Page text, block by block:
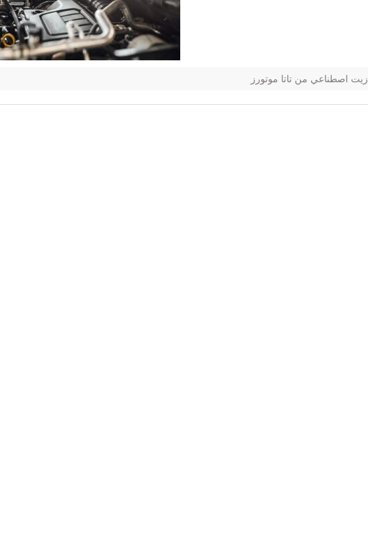
زيت اصطناعي من تاتا موتورز